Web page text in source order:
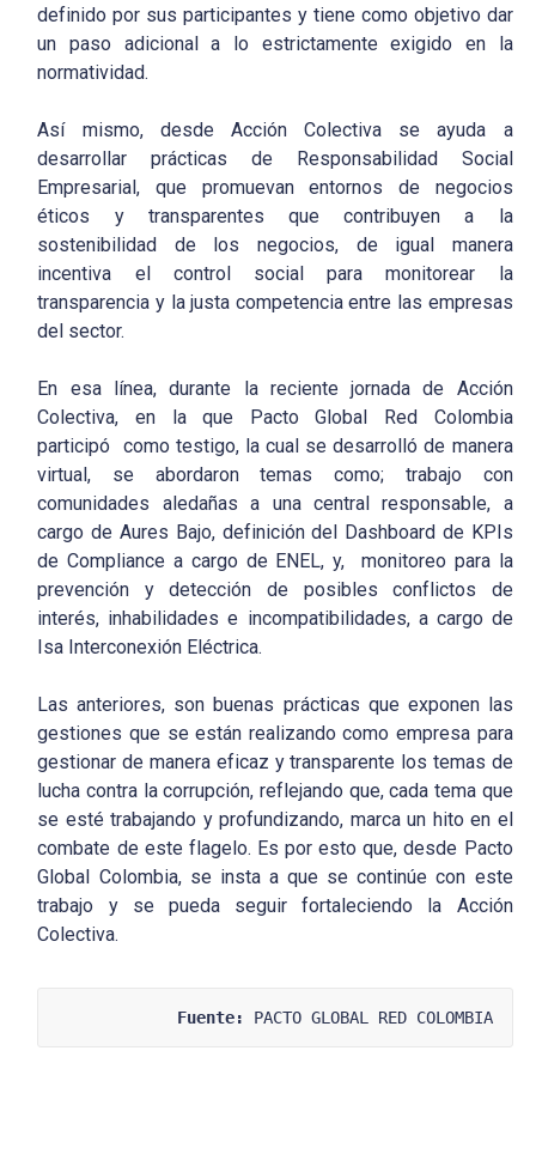
definido por sus participantes y tiene como objetivo dar
un paso adicional a lo estrictamente exigido en la
normatividad.
Así mismo, desde Acción Colectiva se ayuda a
desarrollar prácticas de Responsabilidad Social
Empresarial, que promuevan entornos de negocios
éticos y transparentes que contribuyen a la
sostenibilidad de los negocios, de igual manera
incentiva el control social para monitorear la
transparencia y la justa competencia entre las empresas
del sector.
En esa línea, durante la reciente jornada de Acción
Colectiva, en la que Pacto Global Red Colombia
participó como testigo, la cual se desarrolló de manera
virtual, se abordaron temas como; trabajo con
comunidades aledañas a una central responsable, a
cargo de Aures Bajo, definición del Dashboard de KPIs
de Compliance a cargo de ENEL, y, monitoreo para la
prevención y detección de posibles conflictos de
interés, inhabilidades e incompatibilidades, a cargo de
Isa Interconexión Eléctrica.
Las anteriores, son buenas prácticas que exponen las
gestiones que se están realizando como empresa para
gestionar de manera eficaz y transparente los temas de
lucha contra la corrupción, reflejando que, cada tema que
se esté trabajando y profundizando, marca un hito en el
combate de este flagelo. Es por esto que, desde Pacto
Global Colombia, se insta a que se continúe con este
trabajo y se pueda seguir fortaleciendo la Acción
Colectiva.
Fuente: PACTO GLOBAL RED COLOMBIA